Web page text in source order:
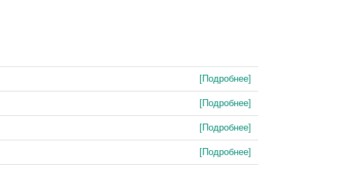
[Подробнее]
[Подробнее]
[Подробнее]
[Подробнее]